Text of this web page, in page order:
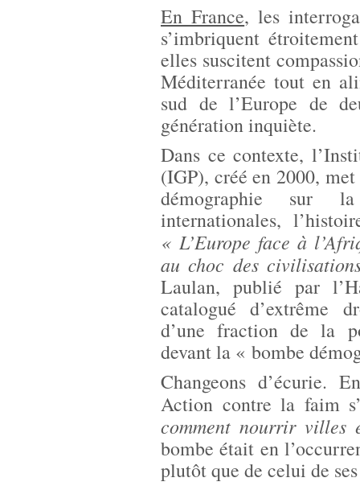
En France, les
s’imbriquent
elles suscitent
Méditerranée tout en
sud de l’Europe de
génération inquiète.
Dans ce contexte,
(IGP), créé en 2000,
démographie sur
internationales,
« L’Europe face à
au choc des
Laulan, publié par
catalogué d’extrême
d’une fraction de la
devant la « bombe
Changeons d’écurie.
Action contre la faim
comment nourrir
bombe était en
plutôt que de celui de